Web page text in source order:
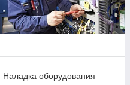
соответствие строгим
документов во время
обслуживания, но и
цены на услуги.
Наладка оборудования